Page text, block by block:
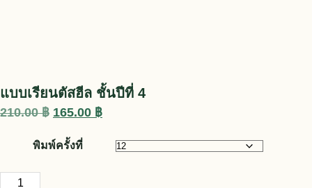
แบบเรียนตัสฮีล ชั้นปีที่ 4
210.00฿ Original price was: 210.00 ฿.
165.00 ฿Current price is: 165.00 ฿.
พิมพ์ครั้งที่
จำนวน แบบเรียนตัสฮีล ชั้นปีที่ 4 ชิ้น